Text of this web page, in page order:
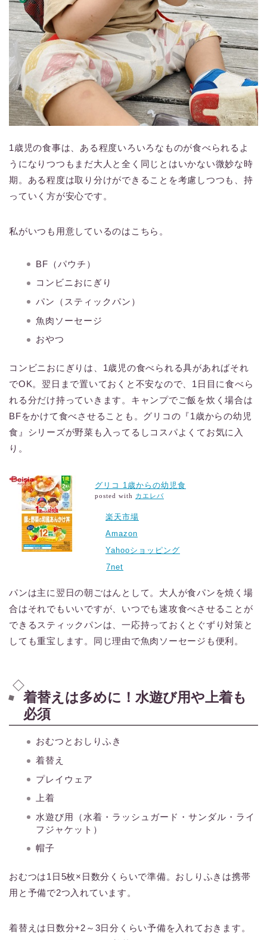
1歳児の食事は、ある程度いろいろなものが食べられるよ
うになりつつもまだ大人と全く同じとはいかない微妙な時
期。ある程度は取り分けができることを考慮しつつも、持
っていく方が安心です。
私がいつも用意しているのはこちら。
BF（パウチ）
コンビニおにぎり
パン（スティックパン）
魚肉ソーセージ
おやつ
コンビニおにぎりは、1歳児の食べられる具があればそれ
でOK。翌日まで置いておくと不安なので、1日目に食べら
れる分だけ持っていきます。キャンプでご飯を炊く場合は
BFをかけて食べさせることも。グリコの『1歳からの幼児
食』シリーズが野菜も入ってるしコスパよくてお気に入
り。
グリコ 1歳からの幼児食
posted with カエレバ
楽天市場
Amazon
Yahooショッピング
7net
パンは主に翌日の朝ごはんとして。大人が食パンを焼く場
合はそれでもいいですが、いつでも速攻食べさせることが
できるスティックパンは、一応持っておくとぐずり対策と
しても重宝します。同じ理由で魚肉ソーセージも便利。
着替えは多めに！水遊び用や上着も
必須
おむつとおしりふき
着替え
プレイウェア
上着
水遊び用（水着・ラッシュガード・サンダル・ライ
フジャケット）
帽子
おむつは1日5枚×日数分くらいで準備。おしりふきは携帯
用と予備で2つ入れています。
着替えは日数分+2～3日分くらい予備を入れておきます。